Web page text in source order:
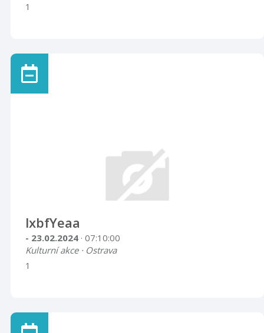
1
lxbfYeaa
- 23.02.2024 · 07:10:00
Kulturní akce · Ostrava
1